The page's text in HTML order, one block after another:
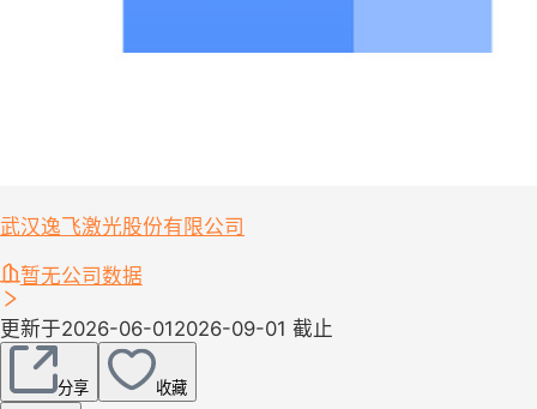
武汉逸飞激光股份有限公司
暂无公司数据
更新于2026-06-012026-09-01 截止
分享 收藏